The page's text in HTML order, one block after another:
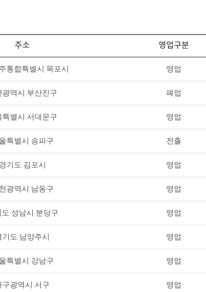
주소 영업구분
통합특별시 목포시 영업
광역시 부산진구 폐업
특별시 서대문구 영업
특별시 송파구 전출
경기도 김포시 영업
광역시 남동구 영업
도 성남시 분당구 영업
기도 남양주시 영업
특별시 강남구 영업
구광역시 서구 영업